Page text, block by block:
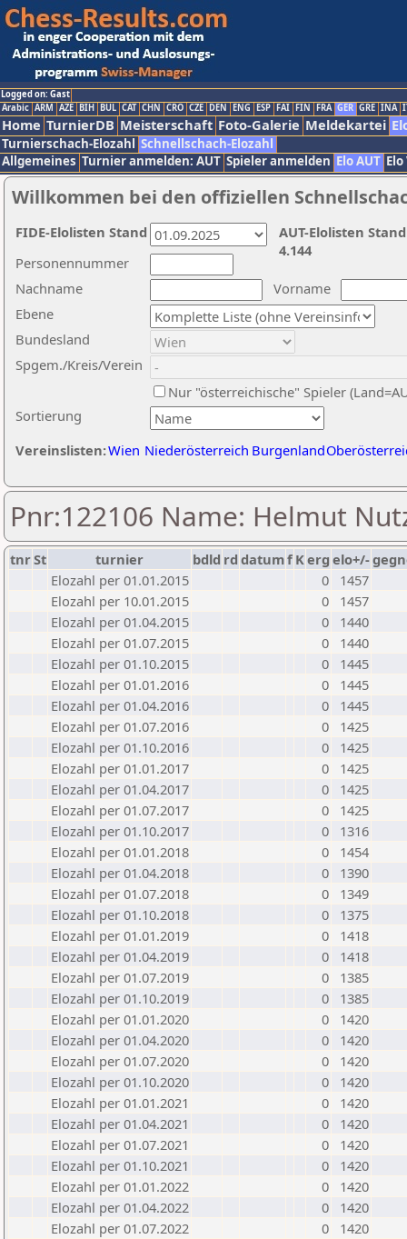
Logged on: Gast
Arabic ARM AZE BIH BUL CAT CHN CRO CZE DEN ENG ESP FAI FIN FRA GER GRE INA
Home TurnierDB Meisterschaft Foto-Galerie Meldekartei
Turnierschach-Elozahl Schnellschach-Elozahl
Allgemeines Turnier anmelden: AUT Spieler anmelden Elo AUT
Willkommen bei den offiziellen
Nachname
Vorname
Ebene
Sortierung
Personennummer
Bundesland
Spgem./Kreis/Verein
Nur "österreichische" Spieler
Vereinslisten:Wien Niederösterreich Burgenland
AUT-Elolisten
4.144
FIDE-Elolisten Stand
Pnr:122106 Name: Helmut
tnrSt turnier bdld rd datumf Kerg elo+/-
Elozahl per 01.01.2015
0
1457
Elozahl per 10.01.2015
0
1457
Elozahl per 01.04.2015
0
1440
Elozahl per 01.07.2015
0
1440
Elozahl per 01.10.2015
0
1445
Elozahl per 01.01.2016
0
1445
Elozahl per 01.04.2016
0
1445
Elozahl per 01.07.2016
0
1425
Elozahl per 01.10.2016
0
1425
Elozahl per 01.01.2017
0
1425
Elozahl per 01.04.2017
0
1425
Elozahl per 01.07.2017
0
1425
Elozahl per 01.10.2017
0
1316
Elozahl per 01.01.2018
0
1454
Elozahl per 01.04.2018
0
1390
Elozahl per 01.07.2018
0
1349
Elozahl per 01.10.2018
0
1375
Elozahl per 01.01.2019
0
1418
Elozahl per 01.04.2019
0
1418
Elozahl per 01.07.2019
0
1385
Elozahl per 01.10.2019
0
1385
Elozahl per 01.01.2020
0
1420
Elozahl per 01.04.2020
0
1420
Elozahl per 01.07.2020
0
1420
Elozahl per 01.10.2020
0
1420
Elozahl per 01.01.2021
0
1420
Elozahl per 01.04.2021
0
1420
Elozahl per 01.07.2021
0
1420
Elozahl per 01.10.2021
0
1420
Elozahl per 01.01.2022
0
1420
Elozahl per 01.04.2022
0
1420
Elozahl per 01.07.2022
0
1420